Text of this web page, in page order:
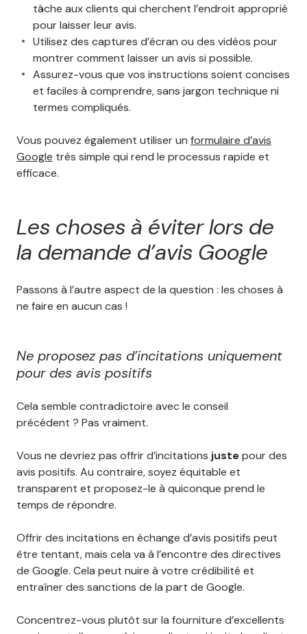
tâche aux clients qui cherchent l’endroit approprié
pour laisser leur avis.
Utilisez des captures d’écran ou des vidéos pour
montrer comment laisser un avis si possible.
Assurez-vous que vos instructions soient concises
et faciles à comprendre, sans jargon technique ni
termes compliqués.
Vous pouvez également utiliser un formulaire d’avis
Google très simple qui rend le processus rapide et
efficace.
Les choses à éviter lors de
la demande d’avis Google
Passons à l’autre aspect de la question : les choses à
ne faire en aucun cas !
Ne proposez pas d’incitations uniquement
pour des avis positifs
Cela semble contradictoire avec le conseil
précédent ? Pas vraiment.
Vous ne devriez pas offrir d’incitations justepour des
avis positifs. Au contraire, soyez équitable et
transparent et proposez-le à quiconque prend le
temps de répondre.
Offrir des incitations en échange d’avis positifs peut
être tentant, mais cela va à l’encontre des directives
de Google. Cela peut nuire à votre crédibilité et
entraîner des sanctions de la part de Google.
Concentrez-vous plutôt sur la fourniture d’excellents